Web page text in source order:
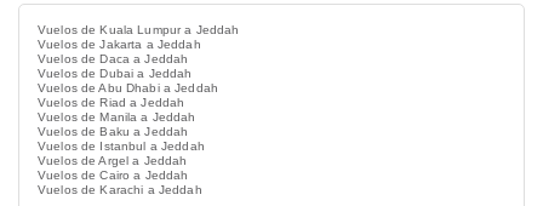
Vuelos de Kuala Lumpur a Jeddah
Vuelos de Jakarta a Jeddah
Vuelos de Daca a Jeddah
Vuelos de Dubai a Jeddah
Vuelos de Abu Dhabi a Jeddah
Vuelos de Riad a Jeddah
Vuelos de Manila a Jeddah
Vuelos de Baku a Jeddah
Vuelos de Istanbul a Jeddah
Vuelos de Argel a Jeddah
Vuelos de Cairo a Jeddah
Vuelos de Karachi a Jeddah